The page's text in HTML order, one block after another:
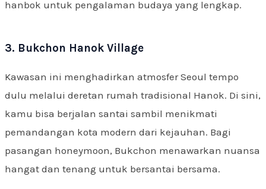
hanbok untuk pengalaman budaya yang lengkap.
3. Bukchon Hanok Village
Kawasan ini menghadirkan atmosfer Seoul tempo
dulu melalui deretan rumah tradisional Hanok. Di sini,
kamu bisa berjalan santai sambil menikmati
pemandangan kota modern dari kejauhan. Bagi
pasangan honeymoon, Bukchon menawarkan nuansa
hangat dan tenang untuk bersantai bersama.